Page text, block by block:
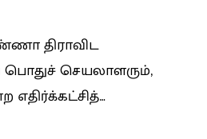
திராவிட
செயலாளரும்,
எதிர்க்கட்சித்…